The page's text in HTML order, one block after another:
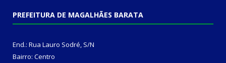
PREFEITURA DE MAGALHÃES BARATA
End.: Rua Lauro Sodré, S/N
Bairro: Centro